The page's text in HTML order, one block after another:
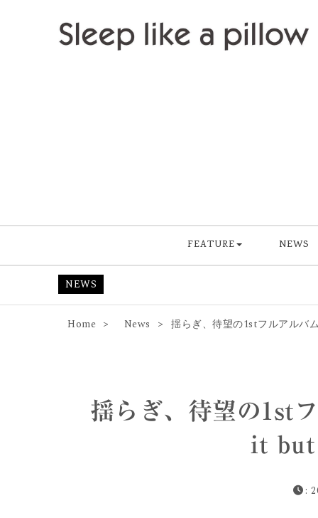
Skip to content
FEATURE NEWS
NEWS
Home News 揺らぎ、待望の1stフルアル
揺らぎ、待望の1st
it but
: